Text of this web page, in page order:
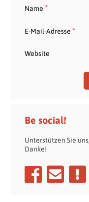
Name *
E-Mail-Adresse *
Website
Be social!
Unterstützen Sie
Danke!